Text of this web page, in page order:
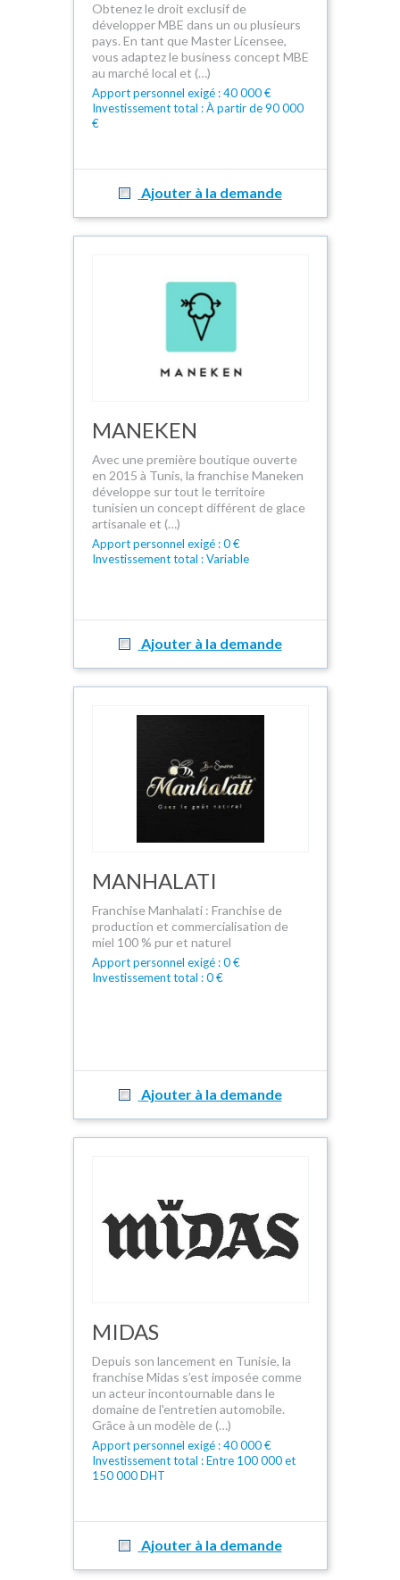
Obtenez le droit exclusif de
développer MBE dans un ou plusieurs
pays. En tant que Master Licensee,
vous adaptez le business concept MBE
au marché local et (…)
Apport personnel exigé : 40 000 €
Investissement total : À partir de 90 000
€
Ajouter à la demande
MANEKEN
Avec une première boutique ouverte
en 2015 à Tunis, la franchise Maneken
développe sur tout le territoire
tunisien un concept différent de glace
artisanale et (…)
Apport personnel exigé : 0 €
Investissement total : Variable
Ajouter à la demande
MANHALATI
Franchise Manhalati : Franchise de
production et commercialisation de
miel 100 % pur et naturel
Apport personnel exigé : 0 €
Investissement total : 0 €
Ajouter à la demande
MIDAS
Depuis son lancement en Tunisie, la
franchise Midas s’est imposée comme
un acteur incontournable dans le
domaine de l'entretien automobile.
Grâce à un modèle de (…)
Apport personnel exigé : 40 000 €
Investissement total : Entre 100 000 et
150 000 DHT
Ajouter à la demande